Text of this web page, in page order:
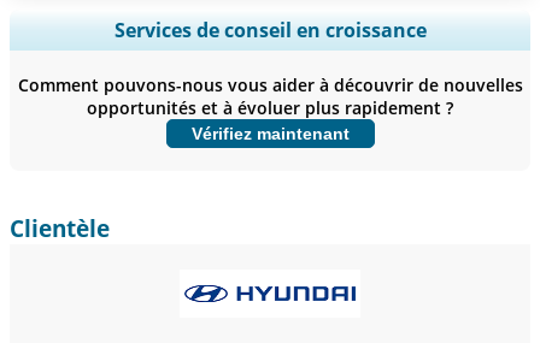
Ampliar a cobertura regional e por país, Análise de segmentos,
Perfis de empresas, Benchmarking competitivo, e insights sobre o
Personnaliser maintenant
Services de conseil en croissance
Comment pouvons-nous vous aider à découvrir de nouvelles
opportunités et à évoluer plus rapidement ?
Vérifiez maintenant
Clientèle